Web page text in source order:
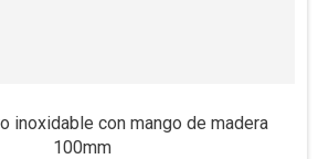
inoxidable con mango de madera
100mm